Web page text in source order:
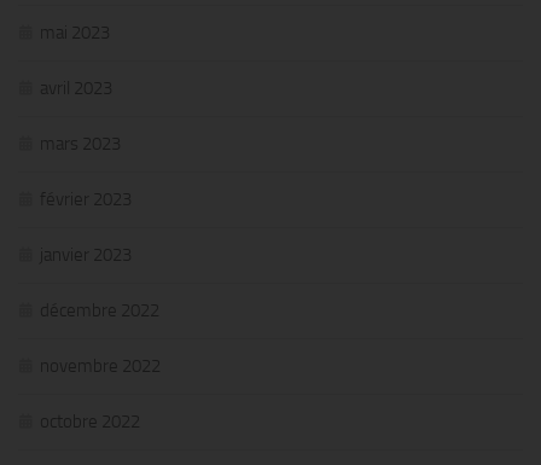
mai 2023
avril 2023
mars 2023
février 2023
janvier 2023
décembre 2022
novembre 2022
octobre 2022